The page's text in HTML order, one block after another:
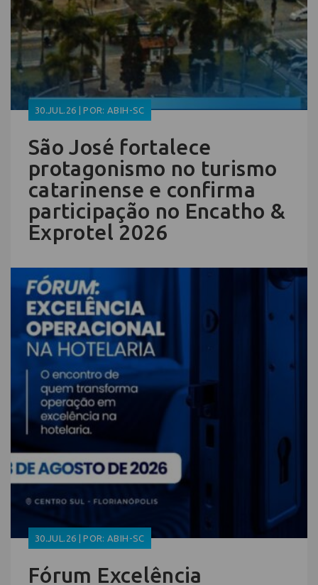
30.JUL.26 | POR: ABIH-SC
São José fortalece
protagonismo no turismo
catarinense e confirma
participação no Encatho &
Exprotel 2026
30.JUL.26 | POR: ABIH-SC
Fórum Excelência